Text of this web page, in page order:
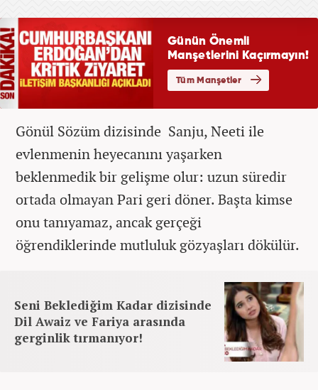
Gönül Sözüm dizisinde Sanju, Neeti ile
evlenmenin heyecanını yaşarken
beklenmedik bir gelişme olur: uzun süredir
ortada olmayan Pari geri döner. Başta kimse
onu tanıyamaz, ancak gerçeği
öğrendiklerinde mutluluk gözyaşları dökülür.
Seni Beklediğim Kadar dizisinde
Dil Awaiz ve Fariya arasında
gerginlik tırmanıyor!